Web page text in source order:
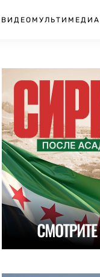
ВИДЕО МУЛЬТИМЕДИА